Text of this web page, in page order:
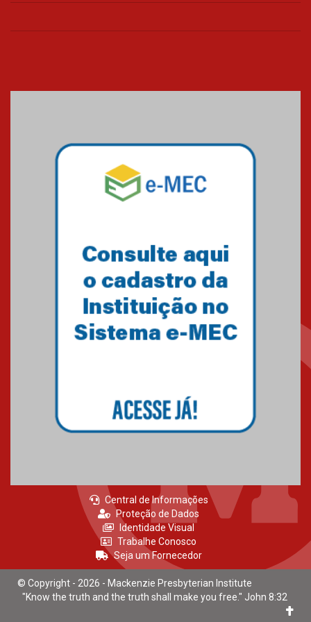
Central de Informações
Proteção de Dados
Identidade Visual
Trabalhe Conosco
Seja um Fornecedor
© Copyright - 2026 - Mackenzie Presbyterian Institute
"Know the truth and the truth shall make you free." John 8:32